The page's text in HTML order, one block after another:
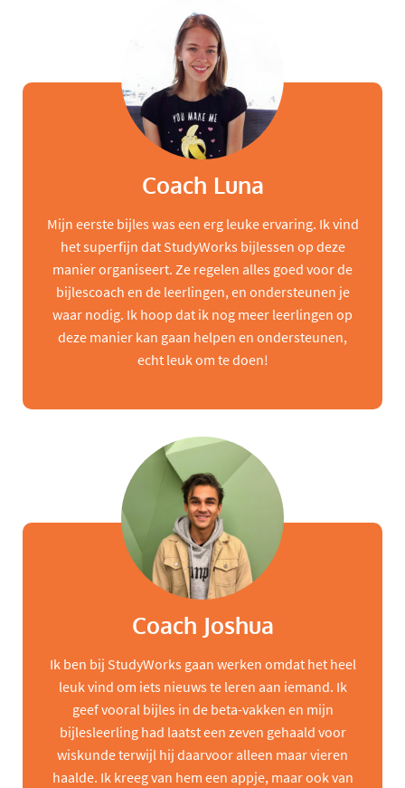
Coach Luna
Mijn eerste bijles was een erg leuke ervaring. Ik vind
het superfijn dat StudyWorks bijlessen op deze
manier organiseert. Ze regelen alles goed voor de
bijlescoach en de leerlingen, en ondersteunen je
waar nodig. Ik hoop dat ik nog meer leerlingen op
deze manier kan gaan helpen en ondersteunen,
echt leuk om te doen!
Coach Joshua
Ik ben bij StudyWorks gaan werken omdat het heel
leuk vind om iets nieuws te leren aan iemand. Ik
geef vooral bijles in de beta-vakken en mijn
bijlesleerling had laatst een zeven gehaald voor
wiskunde terwijl hij daarvoor alleen maar vieren
haalde. Ik kreeg van hem een appje, maar ook van